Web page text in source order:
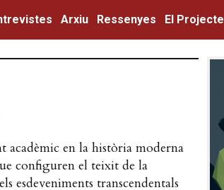
Arxiu Ressenyes El Projecte
en la història moderna
configuren el teixit de la
esdeveniments transcendentals